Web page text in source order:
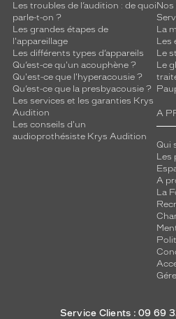
Les troubles de l’audition : de quoi
parle-t-on ?
Les grandes étapes de
l'appareillage
Les différents types d’appareils
Qu’est-ce qu'un acouphène ?
Qu'est-ce que l'hyperacousie ?
Qu’est-ce que la presbyacousie ?
Les services et les garanties Krys
Audition
Les conseils d'un
audioprothésiste Krys Audition
La
Les
Le
Le
A
Qui
Les
A
La
Service Clients : 09 69